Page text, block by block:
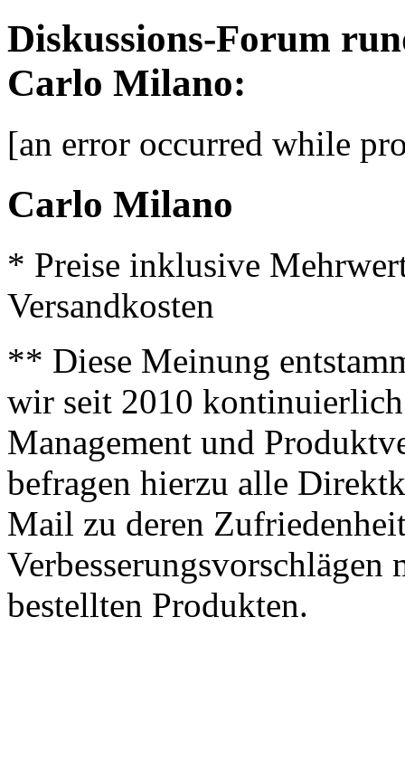
Diskussions-Forum
Carlo Milano:
[an error occurred while
Carlo Milano
* Preise inklusive
Versandkosten
** Diese Meinung
wir seit 2010
Management und
befragen hierzu alle
Mail zu deren
bestellten Produkten.